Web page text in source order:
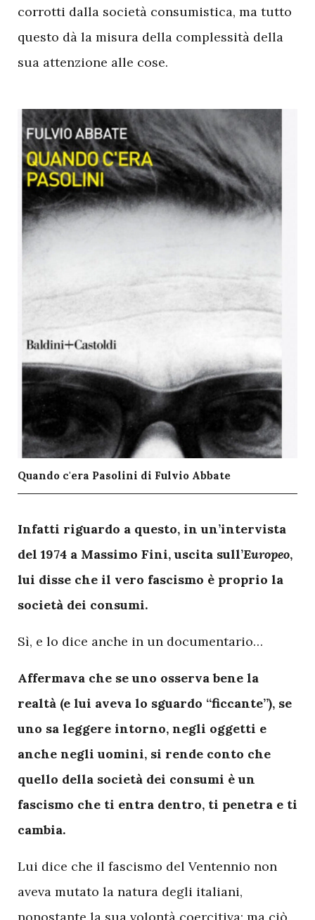
corrotti dalla società consumistica, ma tutto
questo dà la misura della complessità della
sua attenzione alle cose.
Quando c'era Pasolini di Fulvio Abbate
Infatti riguardo a questo, in un’intervista
del 1974 a Massimo Fini, uscita sull’Europeo,
lui disse che il vero fascismo è proprio la
società dei consumi.
Sì, e lo dice anche in un documentario…
Affermava che se uno osserva bene la
realtà (e lui aveva lo sguardo “ficcante”), se
uno sa leggere intorno, negli oggetti e
anche negli uomini, si rende conto che
quello della società dei consumi è un
fascismo che ti entra dentro, ti penetra e ti
cambia.
Lui dice che il fascismo del Ventennio non
aveva mutato la natura degli italiani,